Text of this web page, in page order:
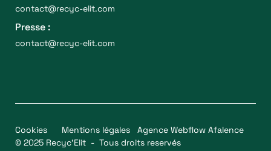
contact@recyc-elit.com
Presse :
contact@recyc-elit.com
© 2025 Recyc’Elit - Tous droits reservés
Cookies Mentions légales Agence Webflow Afalence